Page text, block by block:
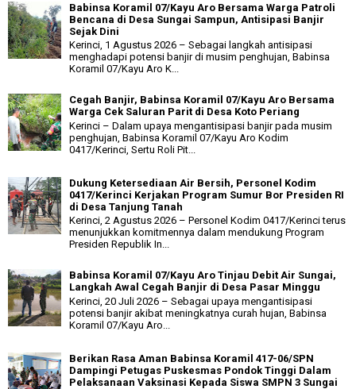
Babinsa Koramil 07/Kayu Aro Bersama Warga Patroli
Bencana di Desa Sungai Sampun, Antisipasi Banjir
Sejak Dini
Kerinci, 1 Agustus 2026 – Sebagai langkah antisipasi
menghadapi potensi banjir di musim penghujan, Babinsa
Koramil 07/Kayu Aro K...
Cegah Banjir, Babinsa Koramil 07/Kayu Aro Bersama
Warga Cek Saluran Parit di Desa Koto Periang
Kerinci – Dalam upaya mengantisipasi banjir pada musim
penghujan, Babinsa Koramil 07/Kayu Aro Kodim
0417/Kerinci, Sertu Roli Pit...
Dukung Ketersediaan Air Bersih, Personel Kodim
0417/Kerinci Kerjakan Program Sumur Bor Presiden RI
di Desa Tanjung Tanah
Kerinci, 2 Agustus 2026 – Personel Kodim 0417/Kerinci terus
menunjukkan komitmennya dalam mendukung Program
Presiden Republik In...
Babinsa Koramil 07/Kayu Aro Tinjau Debit Air Sungai,
Langkah Awal Cegah Banjir di Desa Pasar Minggu
Kerinci, 20 Juli 2026 – Sebagai upaya mengantisipasi
potensi banjir akibat meningkatnya curah hujan, Babinsa
Koramil 07/Kayu Aro...
Berikan Rasa Aman Babinsa Koramil 417-06/SPN
Dampingi Petugas Puskesmas Pondok Tinggi Dalam
Pelaksanaan Vaksinasi Kepada Siswa SMPN 3 Sungai